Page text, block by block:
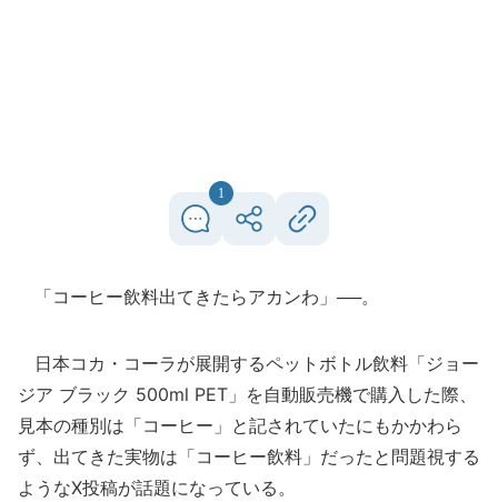
1
「コーヒー飲料出てきたらアカンわ」──。
日本コカ・コーラが展開するペットボトル飲料「ジョー
ジア ブラック 500ml PET」を自動販売機で購入した際、
見本の種別は「コーヒー」と記されていたにもかかわら
ず、出てきた実物は「コーヒー飲料」だったと問題視する
ようなX投稿が話題になっている。